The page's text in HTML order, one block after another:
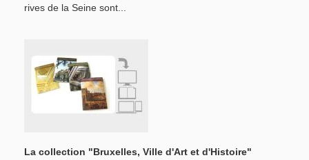
rives de la Seine sont...
La collection "Bruxelles, Ville d'Art et d'Histoire"